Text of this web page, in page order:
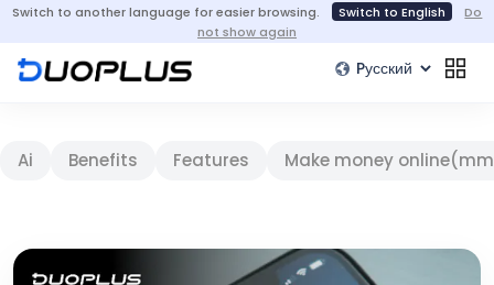
Switch to another language for easier browsing. Switch to English
Do
not show again
Ai Benefits Features Make money